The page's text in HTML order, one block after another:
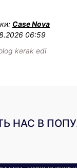
Case Nova
06:59
kerak edi
НАС В